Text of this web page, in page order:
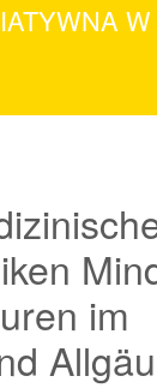
W
im
Allgäu